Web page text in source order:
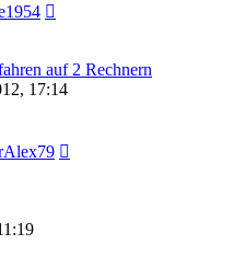
auf 2 Rechnern
17:14